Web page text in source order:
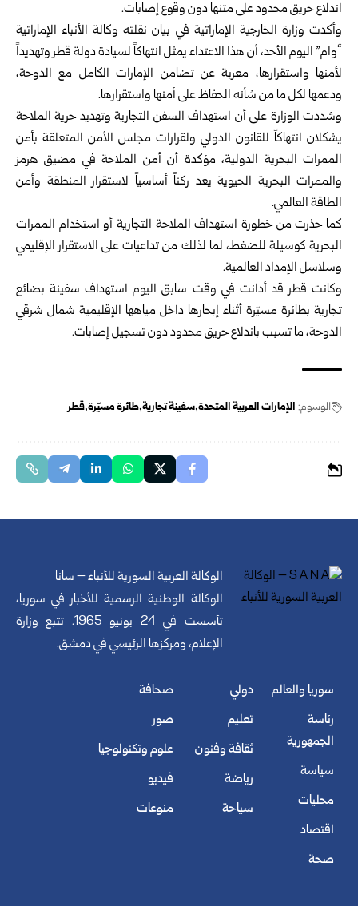
اندلاع حريق محدود على متنها دون وقوع إصابات.
وأكدت وزارة الخارجية الإماراتية في بيان نقلته وكالة الأنباء الإماراتية
“وام” اليوم الأحد، أن هذا الاعتداء يمثل انتهاكاً لسيادة دولة قطر وتهديداً
لأمنها واستقرارها، معربة عن تضامن الإمارات الكامل مع الدوحة،
ودعمها لكل ما من شأنه الحفاظ على أمنها واستقرارها.
وشددت الوزارة على أن استهداف السفن التجارية وتهديد حرية الملاحة
يشكلان انتهاكاً للقانون الدولي ولقرارات مجلس الأمن المتعلقة بأمن
الممرات البحرية الدولية، مؤكدة أن أمن الملاحة في مضيق هرمز
والممرات البحرية الحيوية يعد ركناً أساسياً لاستقرار المنطقة وأمن
الطاقة العالمي.
كما حذرت من خطورة استهداف الملاحة التجارية أو استخدام الممرات
البحرية كوسيلة للضغط، لما لذلك من تداعيات على الاستقرار الإقليمي
وسلاسل الإمداد العالمية.
وكانت قطر قد أدانت في وقت سابق اليوم استهداف سفينة بضائع
تجارية بطائرة مسيّرة أثناء إبحارها داخل مياهها الإقليمية شمال شرقي
الدوحة، ما تسبب باندلاع حريق محدود دون تسجيل إصابات.
الوسوم: الإمارات العربية المتحدة سفينة تجارية طائرة مسيّرة قطر
الوكالة العربية السورية للأنباء – سانا
الوكالة الوطنية الرسمية للأخبار في سوريا،
تأسست في 24 يونيو 1965. تتبع وزارة
الإعلام، ومركزها الرئيسي في دمشق.
سوريا والعالم
رئاسة
الجمهورية
سياسة
محليات
اقتصاد
صحة
دولي
تعليم
ثقافة وفنون
رياضة
سياحة
صحافة
صور
علوم وتكنولوجيا
فيديو
منوعات